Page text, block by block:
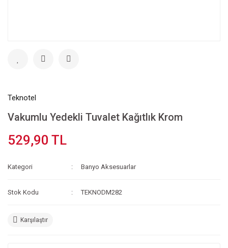
Teknotel
Vakumlu Yedekli Tuvalet Kağıtlık Krom
529,90 TL
Kategori Banyo Aksesuarlar
Stok Kodu TEKNODM282
Karşılaştır